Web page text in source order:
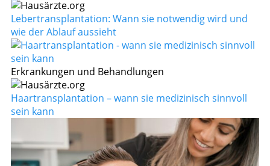
Lebertransplantation: Wann sie notwendig wird und
wie der Ablauf aussieht
Erkrankungen und Behandlungen
Haartransplantation – wann sie medizinisch sinnvoll
sein kann